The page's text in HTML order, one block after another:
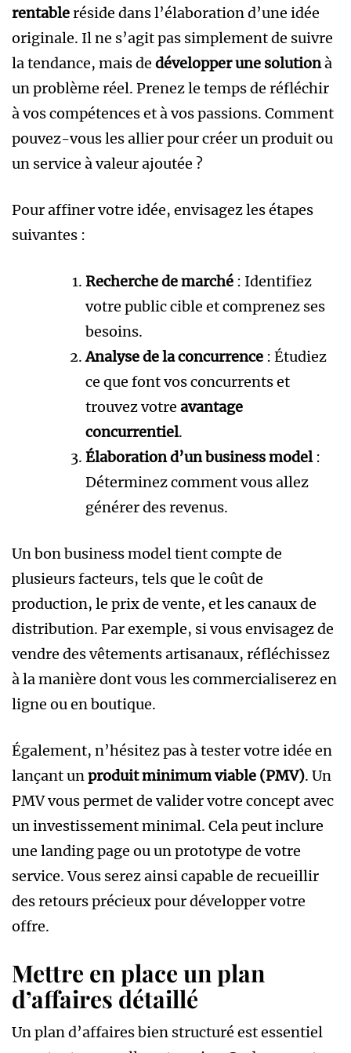
rentableréside dans l’élaboration d’une idée
originale. Il ne s’agit pas simplement de suivre
la tendance, mais de développer une solutionà
un problème réel. Prenez le temps de réfléchir
à vos compétences et à vos passions. Comment
pouvez-vous les allier pour créer un produit ou
un service à valeur ajoutée ?
Pour affiner votre idée, envisagez les étapes
suivantes :
Recherche de marché : Identifiez
votre public cible et comprenez ses
besoins.
Analyse de la concurrence : Étudiez
ce que font vos concurrents et
trouvez votre avantage
concurrentiel.
Élaboration d’un business model:
Déterminez comment vous allez
générer des revenus.
Un bon business model tient compte de
plusieurs facteurs, tels que le coût de
production, le prix de vente, et les canaux de
distribution. Par exemple, si vous envisagez de
vendre des vêtements artisanaux, réfléchissez
à la manière dont vous les commercialiserez en
ligne ou en boutique.
Également, n’hésitez pas à tester votre idée en
lançant unproduit minimum viable (PMV). Un
PMV vous permet de valider votre concept avec
un investissement minimal. Cela peut inclure
une landing page ou un prototype de votre
service. Vous serez ainsi capable de recueillir
des retours précieux pour développer votre
offre.
Mettre en place un plan
d’affaires détaillé
Un plan d’affaires bien structuré est essentiel